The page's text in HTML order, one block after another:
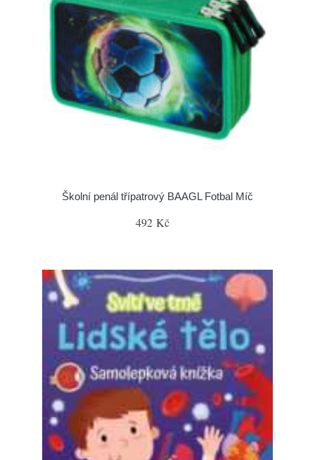
Školní penál třípatrový BAAGL Fotbal Míč
492 Kč